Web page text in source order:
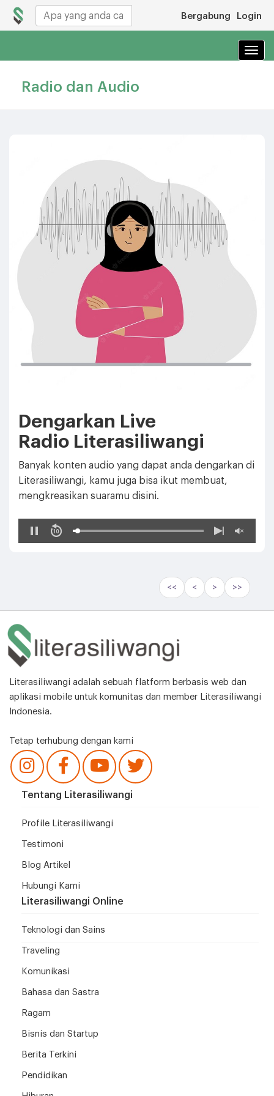
Login
Bergabung
Radio dan Audio
Dengarkan Live
Radio Literasiliwangi
Banyak konten audio yang dapat anda dengarkan di
Literasiliwangi, kamu juga bisa ikut membuat,
mengkreasikan suaramu disini.
<< < > >>
Literasiliwangi adalah sebuah flatform berbasis web dan
aplikasi mobile untuk komunitas dan member Literasiliwangi
Indonesia.
Tetap terhubung dengan kami
Tentang Literasiliwangi
Profile Literasiliwangi
Testimoni
Blog Artikel
Hubungi Kami
Literasiliwangi Online
Teknologi dan Sains
Traveling
Komunikasi
Bahasa dan Sastra
Ragam
Bisnis dan Startup
Berita Terkini
Pendidikan